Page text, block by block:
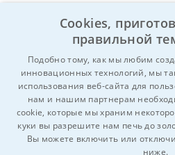
Вы знаете кого-
быть интересно?
Cookies,
правильной
Подобно тому, как мы любим
инновационных технологий, мы
использования веб-сайта для
нам и нашим партнерам
cookie, которые мы храним
куки вы разрешите нам печь до
Вы можете включить или
ниже.